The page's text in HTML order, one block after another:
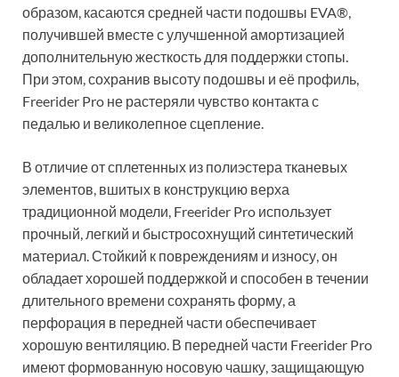
образом, касаются средней части подошвы EVA®,
получившей вместе с улучшенной амортизацией
дополнительную жесткость для поддержки стопы.
При этом, сохранив высоту подошвы и её профиль,
Freerider Pro не растеряли чувство контакта с
педалью и великолепное сцепление.
В отличие от сплетенных из полиэстера тканевых
элементов, вшитых в конструкцию верха
традиционной модели, Freerider Pro использует
прочный, легкий и быстросохнущий синтетический
материал. Стойкий к повреждениям и износу, он
обладает хорошей поддержкой и способен в течении
длительного времени сохранять форму, а
перфорация в передней части обеспечивает
хорошую вентиляцию. В передней части Freerider Pro
имеют формованную носовую чашку, защищающую